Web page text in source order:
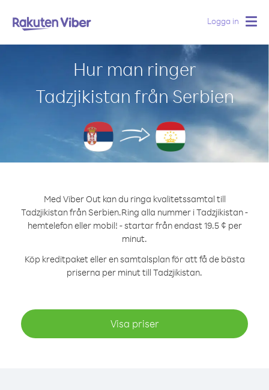
Logga in
Hur man ringer
Tadzjikistan från Serbien
Med Viber Out kan du ringa kvalitetssamtal till
Tadzjikistan från Serbien.Ring alla nummer i Tadzjikistan -
hemtelefon eller mobil! - startar från endast 19.5 ¢ per
minut.
Köp kreditpaket eller en samtalsplan för att få de bästa
priserna per minut till Tadzjikistan.
Visa priser